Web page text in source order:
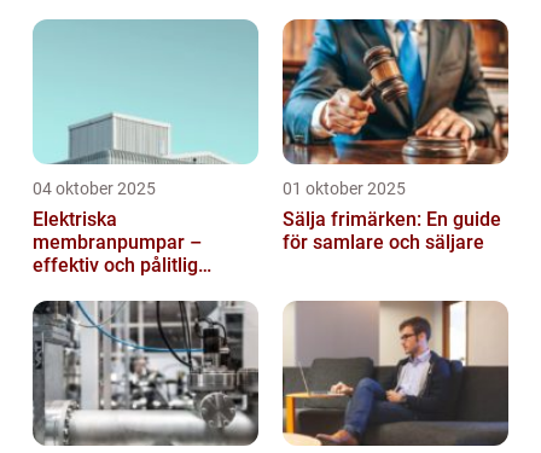
04 oktober 2025
Elektriska
membranpumpar –
effektiv och pålitlig
01 oktober 2025
Sälja frimärken: En guide
för samlare och säljare